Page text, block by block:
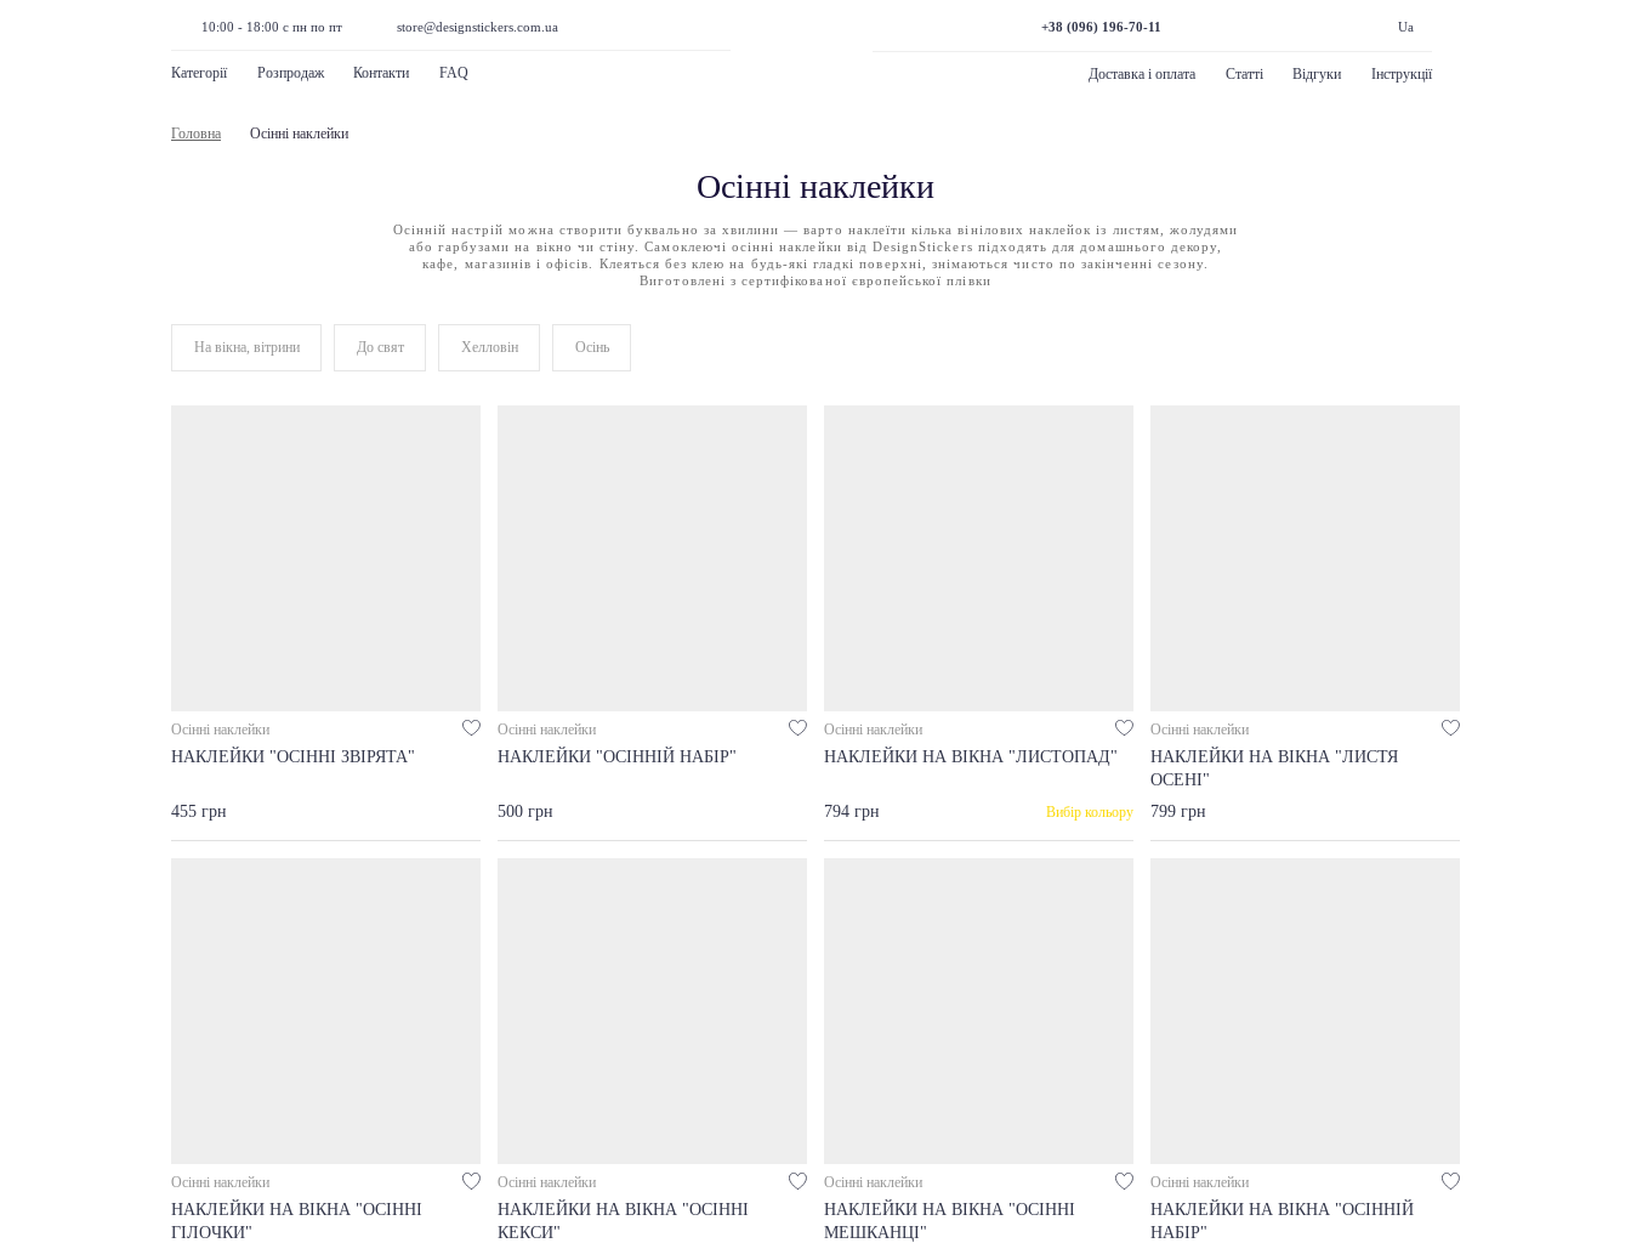
10:00 - 18:00 с пн по пт store@designstickers.com.ua
Категорії Розпродаж Контакти FAQ
+38 (096) 196-70-11 Ua
Доставка і оплата Статті Відгуки Інструкції
Головна Осінні наклейки
Осінні наклейки
Осінній настрій можна створити буквально за хвилини — варто наклеїти кілька вінілових наклейок із листям, жолудями
або гарбузами на вікно чи стіну. Самоклеючі осінні наклейки від DesignStickers підходять для домашнього декору,
кафе, магазинів і офісів. Клеяться без клею на будь-які гладкі поверхні, знімаються чисто по закінченні сезону.
Виготовлені з сертифікованої європейської плівки
На вікна, вітрини До свят Хелловін Осінь
Осінні наклейки
НАКЛЕЙКИ "ОСІННІ ЗВІРЯТА"
455 грн
Осінні наклейки
НАКЛЕЙКИ "ОСІННІЙ НАБІР"
500 грн
Осінні наклейки
НАКЛЕЙКИ НА ВІКНА "ЛИСТОПАД"
794 грн Вибір кольору
Осінні наклейки
НАКЛЕЙКИ НА ВІКНА "ЛИСТЯ
ОСЕНІ"
799 грн
Осінні наклейки
НАКЛЕЙКИ НА ВІКНА "ОСІННІ
ГІЛОЧКИ"
Осінні наклейки
НАКЛЕЙКИ НА ВІКНА "ОСІННІ
КЕКСИ"
Осінні наклейки
НАКЛЕЙКИ НА ВІКНА "ОСІННІ
МЕШКАНЦІ"
Осінні наклейки
НАКЛЕЙКИ НА ВІКНА "ОСІННІЙ
НАБІР"